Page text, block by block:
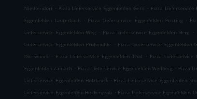
Niederndorf . Pizza Lieferservice Eggenfelden Gern . Pizza Lieferservice
Eggenfelden Lauterbach
. Pizza Lieferservice Eggenfelden Pirsting .
Lieferservice Eggenfelden Weg . Pizza Lieferservice Eggenfelden Berg .
Lieferservice Eggenfelden Prühmühle
. Pizza Lieferservice Eggenfelden
Dürrwimm
. Pizza Lieferservice Eggenfelden Thal . Pizza Lieferservice
Eggenfelden Zainach . Pizza Lieferservice Eggenfelden Weilberg . Pizza
Lieferservice Eggenfelden Holzbruck . Pizza Lieferservice Eggenfelden
Lieferservice Eggenfelden Heckengrub . Pizza Lieferservice Eggenfelden